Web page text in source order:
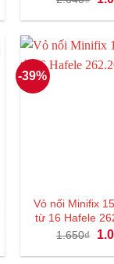
là:
-39%
Vỏ nối Minifix
từ 16 Hafele
1.650₫
Giá
là: